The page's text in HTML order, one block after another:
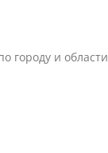
городу и области